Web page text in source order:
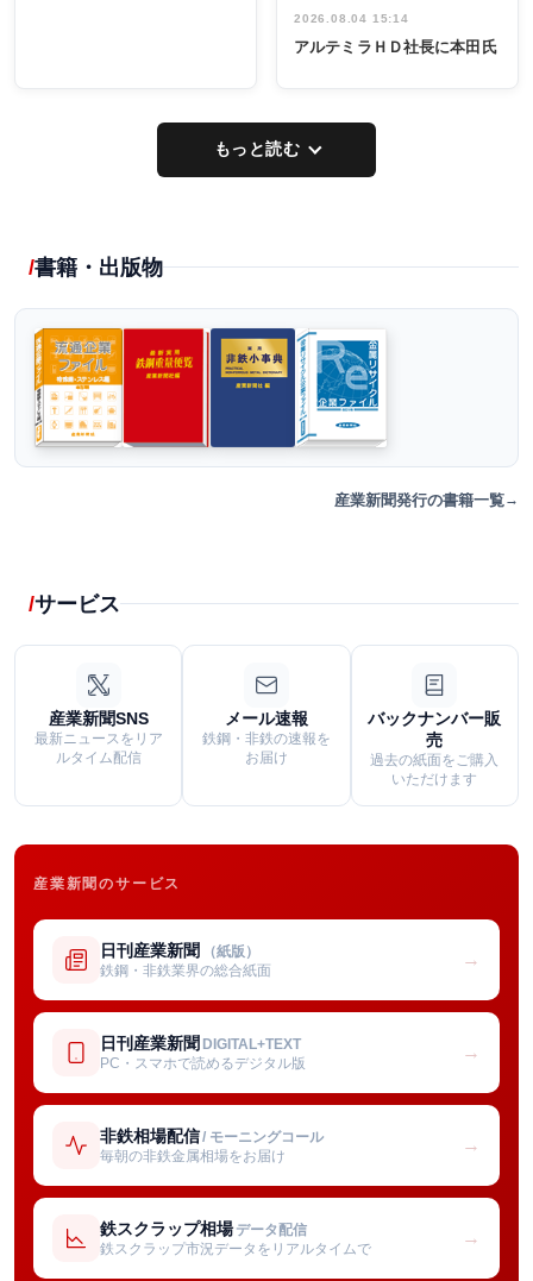
2026.08.04 15:14
アルテミラＨＤ社長に本田氏
もっと読む
書籍・出版物
産業新聞発行の書籍一覧
サービス
産業新聞SNS
最新ニュースをリア
ルタイム配信
メール速報
鉄鋼・非鉄の速報を
お届け
バックナンバー販
売
過去の紙面をご購入
いただけます
産業新聞のサービス
日刊産業新聞 （紙版）
鉄鋼・非鉄業界の総合紙面
→
日刊産業新聞 DIGITAL+TEXT
PC・スマホで読めるデジタル版
→
非鉄相場配信/ モーニングコール
毎朝の非鉄金属相場をお届け
→
鉄スクラップ相場 データ配信
鉄スクラップ市況データをリアルタイムで
→